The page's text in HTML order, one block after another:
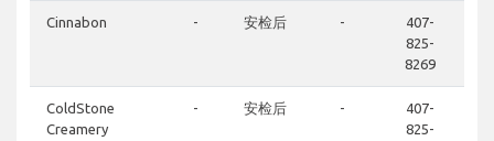
Cinnabon - 安检后 -
407-
825-
8269
ColdStone
Creamery
- 安检后 -
407-
825-